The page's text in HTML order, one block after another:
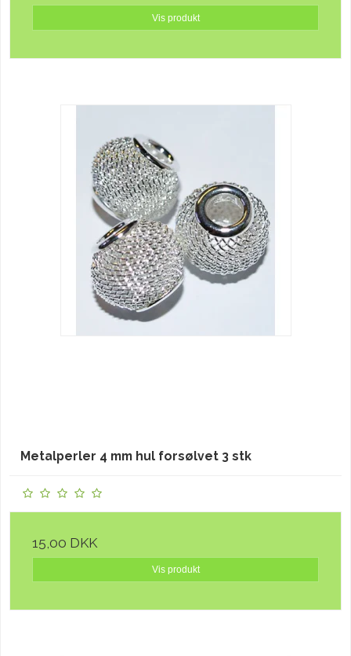
Vis produkt
Metalperler 4 mm hul forsølvet 3 stk
15,00 DKK
Vis produkt